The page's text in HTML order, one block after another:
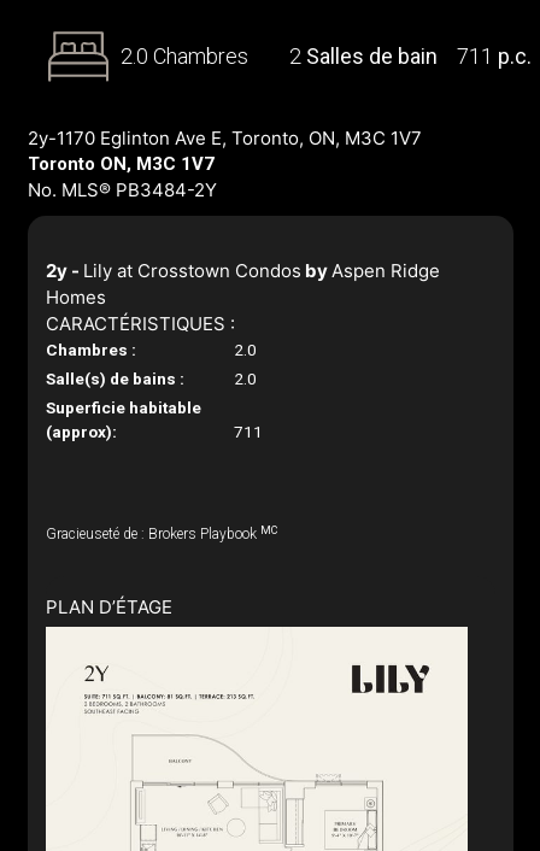
2.0 Chambres 2 Salles de bain 711 p.c.
2y-1170 Eglinton Ave E, Toronto, ON, M3C 1V7
Toronto ON, M3C 1V7
No. MLS® PB3484-2Y
2y - Lily at Crosstown Condos byAspen Ridge
Homes
CARACTÉRISTIQUES :
Chambres :
2.0
Salle(s) de bains :
2.0
Superficie habitable
(approx):
711
Gracieuseté de : Brokers Playbook MC
PLAN D’ÉTAGE